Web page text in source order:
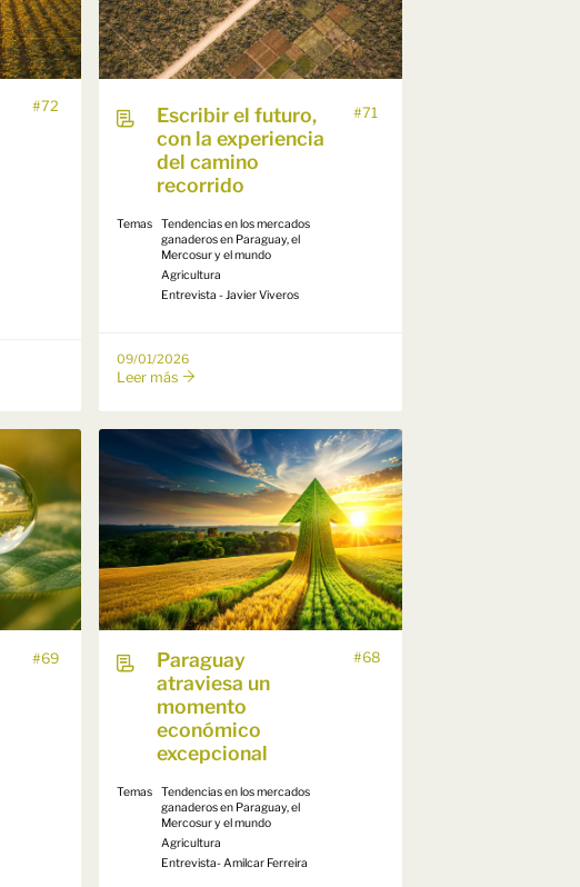
#72
Escribir el futuro,
con la experiencia
del camino
recorrido
#71
Temas
Tendencias en los mercados
ganaderos en Paraguay, el
Mercosur y el mundo
Agricultura
Entrevista - Javier Viveros
09/01/2026
Leer más
#69
Paraguay
atraviesa un
momento
económico
excepcional
#68
Temas
Tendencias en los mercados
ganaderos en Paraguay, el
Mercosur y el mundo
Agricultura
Entrevista- Amilcar Ferreira